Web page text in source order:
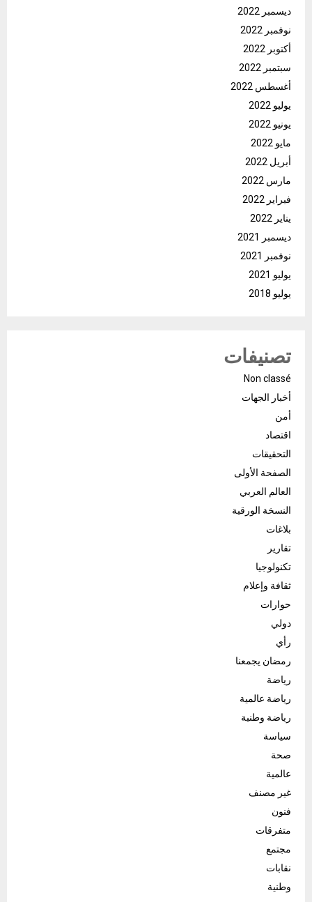
ديسمبر 2022
نوفمبر 2022
أكتوبر 2022
سبتمبر 2022
أغسطس 2022
يوليو 2022
يونيو 2022
مايو 2022
أبريل 2022
مارس 2022
فبراير 2022
يناير 2022
ديسمبر 2021
نوفمبر 2021
يوليو 2021
يوليو 2018
تصنيفات
Non classé
أخبار الجهات
أمن
اقتصاد
التحقيقات
الصفحة الأولى
العالم العربي
النسخة الورقية
بلاغات
تقارير
تكنولوجيا
ثقافة وإعلام
حوارات
دولي
رأي
رمضان يجمعنا
رياضة
رياضة عالمية
رياضة وطنية
سياسة
صحة
عالمية
غير مصنف
فنون
متفرقات
مجتمع
نقابات
وطنية